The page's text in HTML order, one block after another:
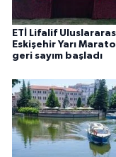
ETİ Lifalif
Eskişehir Yarı
geri sayım başladı